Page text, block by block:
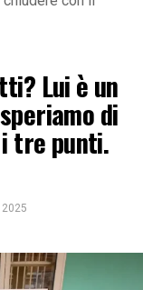
Lui è un
di
tre punti.